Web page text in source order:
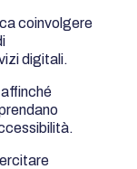
coinvolgere
digitali.
affinché